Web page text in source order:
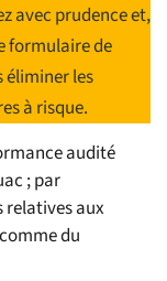
avec prudence et,
formulaire de
éliminer les
à risque.
audité
; par
aux
du